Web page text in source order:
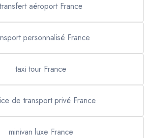
transfert aéroport France
personnalisé France
taxi tour France
de transport privé France
minivan luxe France